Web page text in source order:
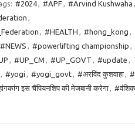
#2024, #APF, #Arvind Kushwaha ,
,
, #HEALTH , #hong_kong ,
#NEWS , #powerlifting championship ,
, #UP_CM , #UP_GOVT , #update ,
, #yogi , #yogi_govt, #अरविंद कुशवाहा,
इस चैंपियनशिप की मेजबानी करेगा,